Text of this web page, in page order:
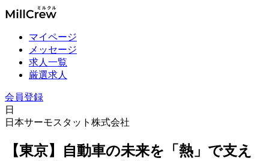
マイページ
メッセージ
求人一覧
厳選求人
会員登録
日
日本サーモスタット株式会社
【東京】自動車の未来を「熱」で支え